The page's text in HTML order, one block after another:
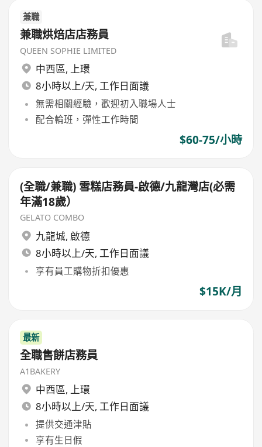
兼職
兼職烘焙店店務員
QUEEN SOPHIE LIMITED
中西區, 上環
8小時以上/天, 工作日面議
無需相關經驗，歡迎初入職場人士
配合輪班，彈性工作時間
$60-75/小時
(全職/兼職) 雪糕店務員-啟德/九龍灣店(必需
年滿18歲）
GELATO COMBO
九龍城, 啟德
8小時以上/天, 工作日面議
享有員工購物折扣優惠
$15K/月
最新
全職售餅店務員
A1BAKERY
中西區, 上環
8小時以上/天, 工作日面議
提供交通津貼
享有生日假